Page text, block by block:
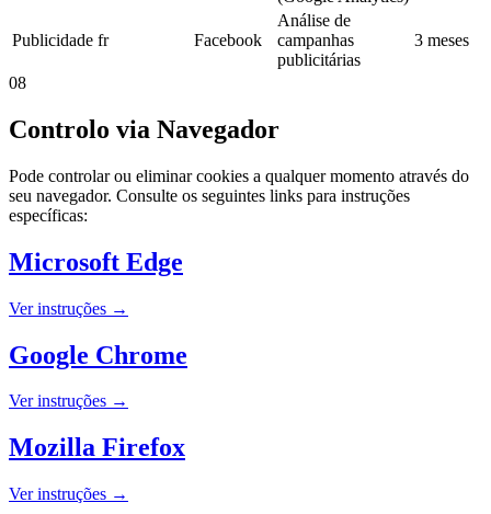
Publicidade fr Facebook
Análise de
campanhas
publicitárias
3 meses
08
Controlo via Navegador
Pode controlar ou eliminar cookies a qualquer momento através do
seu navegador. Consulte os seguintes links para instruções
específicas:
Microsoft Edge
Ver instruções →
Google Chrome
Ver instruções →
Mozilla Firefox
Ver instruções →